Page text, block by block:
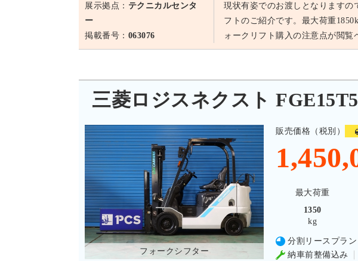
展示拠点： テクニカルセンタ
ー
掲載番号： 063076
現状有姿でのお渡しとなりますの
フトのご紹介です。最大荷重
ォークリフト購入の注意点が閲覧
三菱ロジスネクスト
フォークシフター
販売価格（税別）
最大荷重
1350
kg
分割リースプラ
納車前整備込み